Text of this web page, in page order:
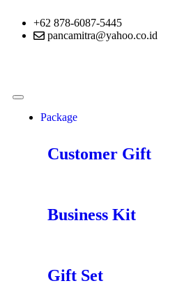
+62 878-6087-5445
pancamitra@yahoo.co.id
Package
Customer Gift
Business Kit
Gift Set